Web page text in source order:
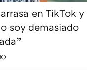
en TikTok y
soy demasiado